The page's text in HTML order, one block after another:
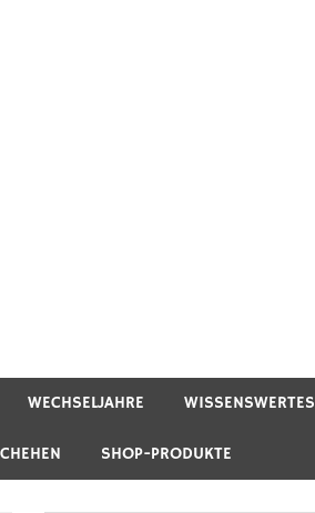
WECHSELJAHRE WISSENSWERTES
SHOP-PRODUKTE